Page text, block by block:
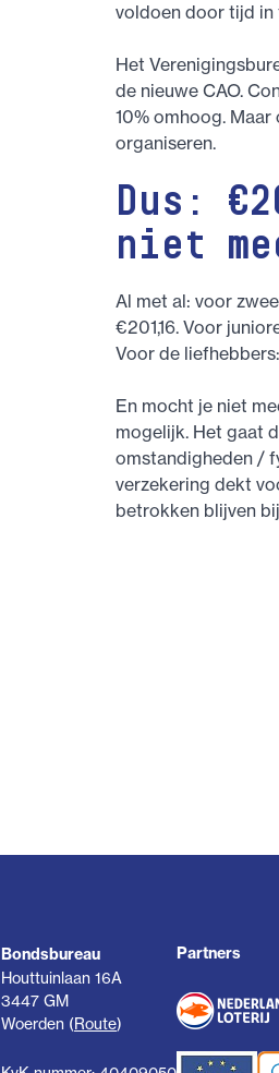
voldoen door tijd in
Het
de nieuwe CAO.
10% omhoog.
organiseren.
Dus:
niet
Al met al: voor
€201,16. Voor
Voor de
En mocht je niet
mogelijk. Het gaat
omstandigheden /
verzekering dekt
betrokken blijven
Bondsbureau
Houttuinlaan 16A
3447 GM
Woerden (Route)
Partners